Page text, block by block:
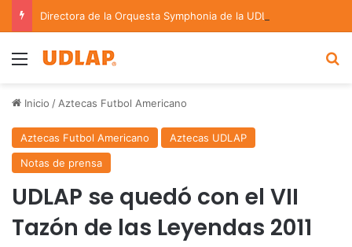
Menu
Inicio / Aztecas Futbol Americano
Aztecas Futbol Americano
Aztecas UDLAP
Notas de prensa
UDLAP se quedó con el VII
Tazón de las Leyendas 2011